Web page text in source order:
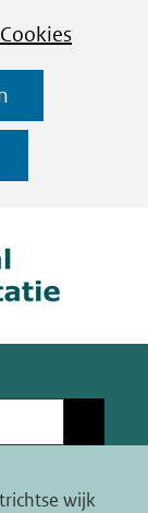
Cookies
wijk